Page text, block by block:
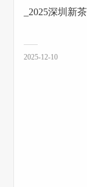
_2025深圳新
2025-12-10